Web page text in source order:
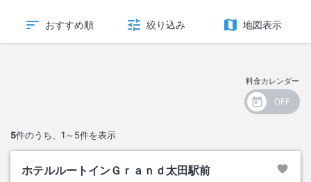
おすすめ順 絞り込み 地図表示
料金カレンダー
5件のうち、 1～5件を表示
ホテルルートインＧｒａｎｄ太田駅前